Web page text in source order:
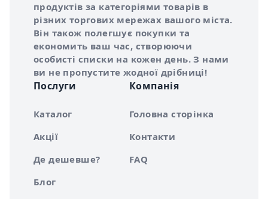
продуктів за категоріями товарів в
різних торгових мережах вашого міста.
Він також полегшує покупки та
економить ваш час, створюючи
особисті списки на кожен день. З нами
ви не пропустите жодної дрібниці!
Послуги
Каталог
Акції
Де дешевше?
Блог
Компанія
Головна сторінка
Контакти
FAQ